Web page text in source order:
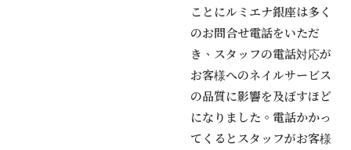
ことにルミエナ銀座は多く
のお問合せ電話をいただ
き、スタッフの電話対応が
お客様へのネイルサービス
の品質に影響を及ぼすほど
になりました。電話かかっ
てくるとスタッフがお客様